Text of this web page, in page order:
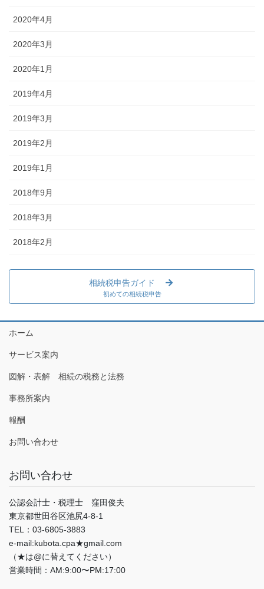
2020年4月
2020年3月
2020年1月
2019年4月
2019年3月
2019年2月
2019年1月
2018年9月
2018年3月
2018年2月
相続税申告ガイド
初めての相続税申告
ホーム
サービス案内
図解・表解 相続の税務と法務
事務所案内
報酬
お問い合わせ
お問い合わせ
公認会計士・税理士 窪田俊夫
東京都世田谷区池尻4-8-1
TEL：03-6805-3883
e-mail:kubota.cpa★gmail.com
（★は@に替えてください）
営業時間：AM:9:00〜PM:17:00